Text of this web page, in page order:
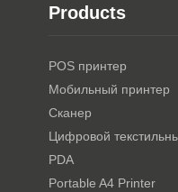
Products
POS принтер
Мобильный принтер
Сканер
PDA
Portable A4 Printer